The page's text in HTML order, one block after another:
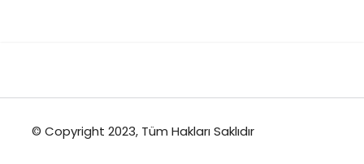
© Copyright 2023, Tüm Hakları Saklıdır